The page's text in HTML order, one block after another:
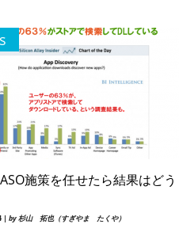
施策を任せたら結果はどう
| by 杉山 拓也（すぎやま たくや）